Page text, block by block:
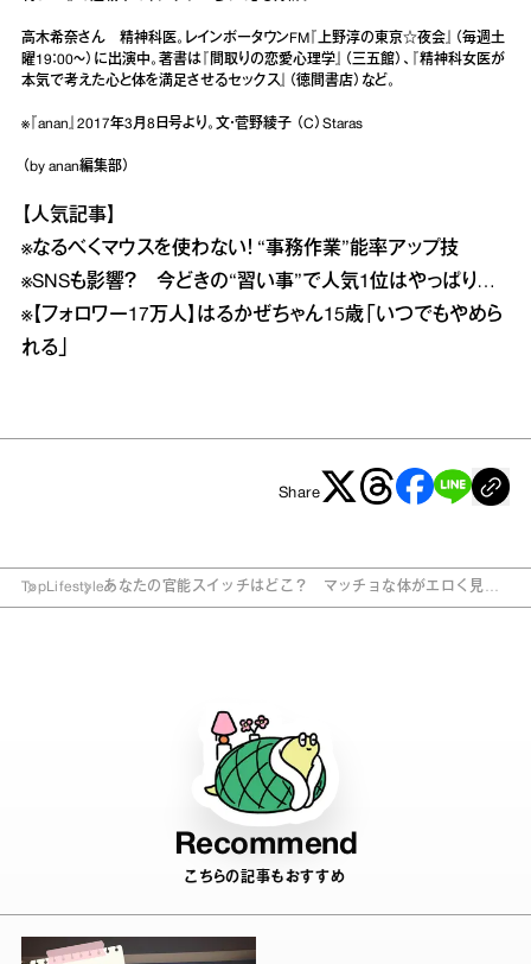
高木希奈さん 精神科医。レインボータウンFM『上野淳の東京☆夜会』（毎週土
曜19：00～）に出演中。著書は『間取りの恋愛心理学』（三五館）、『精神科女医が
本気で考えた心と体を満足させるセックス』（徳間書店）など。
※『anan』2017年3月8日号より。文・菅野綾子 （C）Staras
（by anan編集部）
【人気記事】
※なるべくマウスを使わない！ “事務作業”能率アップ技
※SNSも影響？ 今どきの“習い事”で人気1位はやっぱり…
※【フォロワー17万人】はるかぜちゃん15歳「いつでもやめら
れる」
Share
Top Lifestyleあなたの官能スイッチはどこ？ マッチョな体がエロく見え
Recommend
こちらの記事もおすすめ